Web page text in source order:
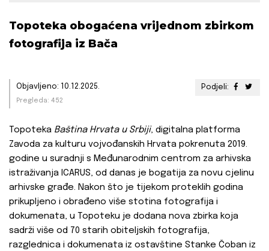
Topoteka obogaćena vrijednom zbirkom
fotografija iz Bača
Podjeli:
Objavljeno: 10.12.2025.
Pregleda: 452
Topoteka Baština Hrvata u Srbiji, digitalna platforma
Zavoda za kulturu vojvođanskih Hrvata pokrenuta 2019.
godine u suradnji s Međunarodnim centrom za arhivska
istraživanja ICARUS, od danas je bogatija za novu cjelinu
arhivske građe. Nakon što je tijekom proteklih godina
prikupljeno i obrađeno više stotina fotografija i
dokumenata, u Topoteku je dodana nova zbirka koja
sadrži više od 70 starih obiteljskih fotografija,
razglednica i dokumenata iz ostavštine Stanke Čoban iz